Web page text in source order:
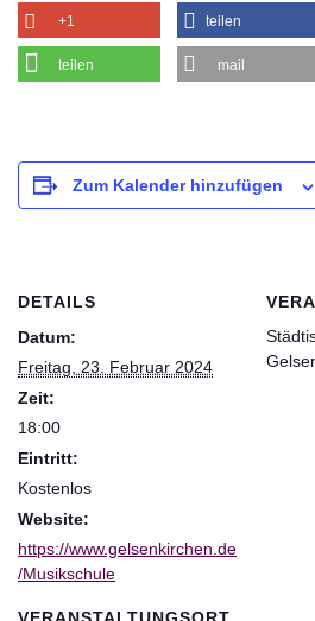
+1 teilen
teilen mail
Zum Kalender hinzufügen
DETAILS
Datum:
Freitag, 23. Februar 2024
Zeit:
18:00
Eintritt:
Kostenlos
Website:
https://www.gelsenkirchen.de
/Musikschule
VERANSTALTUNGSORT